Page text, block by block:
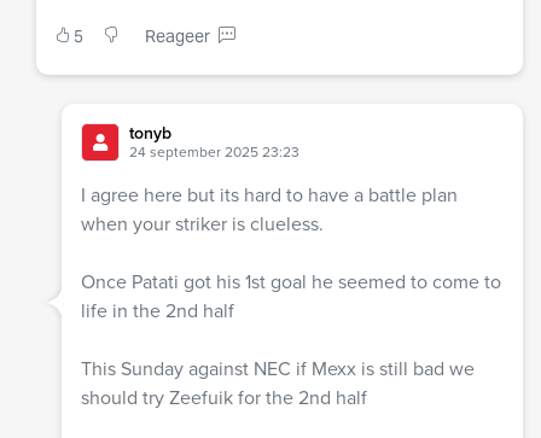
5 Reageer
tonyb
24 september 2025 23:23
I agree here but its hard to have a battle plan
when your striker is clueless.
Once Patati got his 1st goal he seemed to come to
life in the 2nd half
This Sunday against NEC if Mexx is still bad we
should try Zeefuik for the 2nd half